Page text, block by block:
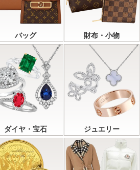
バッグ 財布・小物
ダイヤ・宝石 ジュエリー